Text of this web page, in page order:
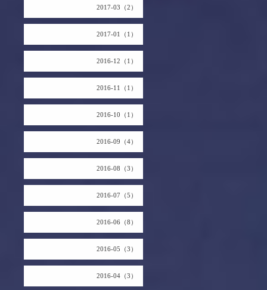
2017-03（2）
2017-01（1）
2016-12（1）
2016-11（1）
2016-10（1）
2016-09（4）
2016-08（3）
2016-07（5）
2016-06（8）
2016-05（3）
2016-04（3）